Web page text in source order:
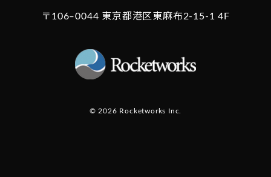
〒106‒0044 東京都港区東麻布2-15-1 4F
© 2026 Rocketworks Inc.